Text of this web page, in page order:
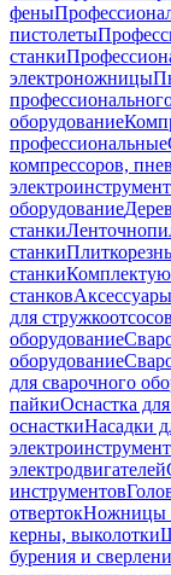
фены
пистолеты
станки
электроножницы
оборудование
профессиональные
компрессоров,
оборудование
станки
станки
станки
станков
для стружкоотсосов
оборудование
оборудование
для сварочного
пайкиОснастка
оснасткиНасадки
электродвигателей
инструментов
отвертокНожницы
керны, выколотки
бурения и